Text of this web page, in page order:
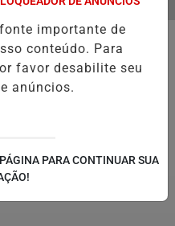
TERRAÇO MINEIROMENU
importante de
conteúdo. Para
favor desabilite seu
anúncios.
PARA CONTINUAR SUA